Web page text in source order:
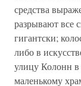
средства
разрывают все
гигантски;
либо в
улицу Колонн
маленькому